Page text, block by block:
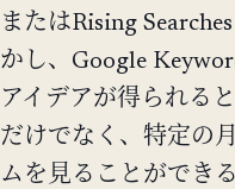
またはRising
かし、Google
アイデアが得られる
だけでなく、特定の
ムを見ることができ